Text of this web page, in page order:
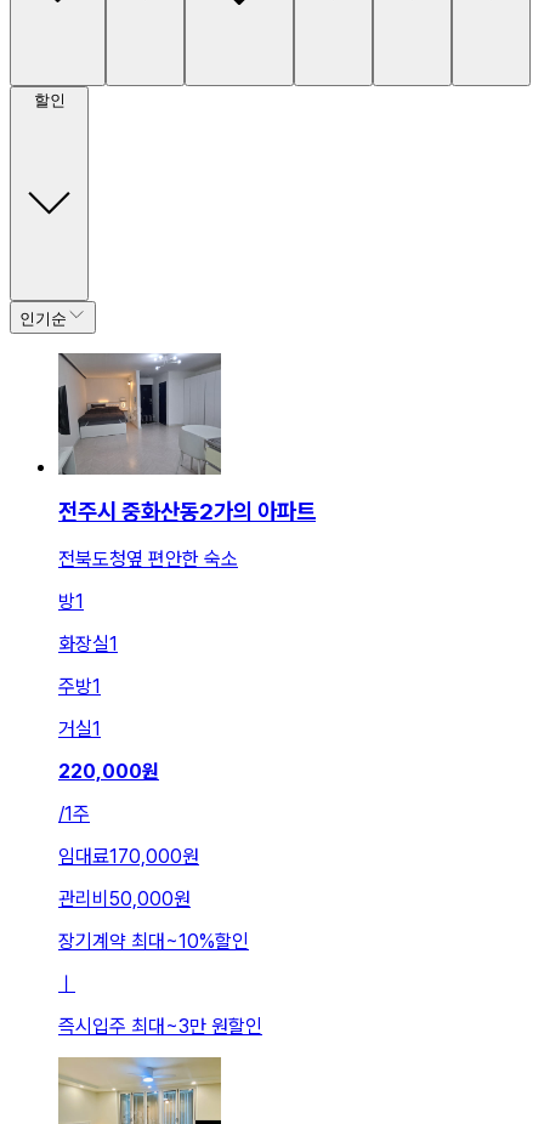
할인
인기순
전주시 중화산동2가의 아파트
전북도청옆 편안한 숙소
방1
화장실1
주방1
거실1
220,000원
/1주
임대료170,000원
관리비 50,000원
장기계약 최대 ~10%할인
즉시입주 최대 ~3만 원할인